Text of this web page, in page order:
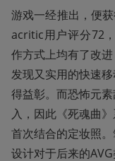
游戏一经推出，便
acritic用户评分72
作方式上均有了改
发现又实用的快速
得益彰。而恐怖元
入，因此《死魂曲
首次结合的定妆照
设计对于后来的